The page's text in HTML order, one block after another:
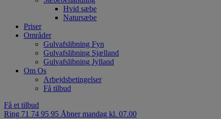
Hvid sæbe
Natursæbe
Priser
Områder
Gulvafslibning Fyn
Gulvafslibning Sjælland
Gulvafslibning Jylland
Om Os
Arbejdsbetingelser
Få tilbud
Få et tilbud
Ring 71 74 95 95 Åbner mandag kl. 07.00